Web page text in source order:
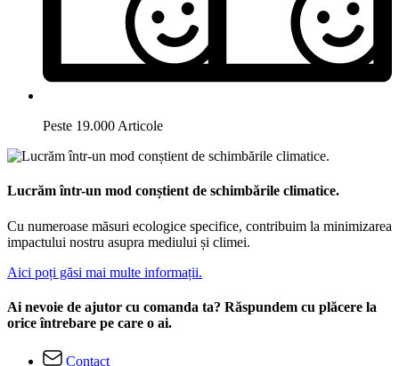
Peste 19.000 Articole
Lucrăm într-un mod conștient de schimbările climatice.
Cu numeroase măsuri ecologice specifice, contribuim la minimizarea
impactului nostru asupra mediului și climei.
Aici poți găsi mai multe informații.
Ai nevoie de ajutor cu comanda ta? Răspundem cu plăcere la
orice întrebare pe care o ai.
Contact